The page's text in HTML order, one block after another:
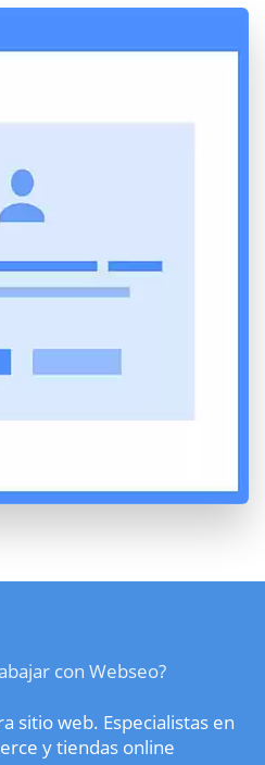
con Webseo?
sitio web. Especialistas en
y tiendas online